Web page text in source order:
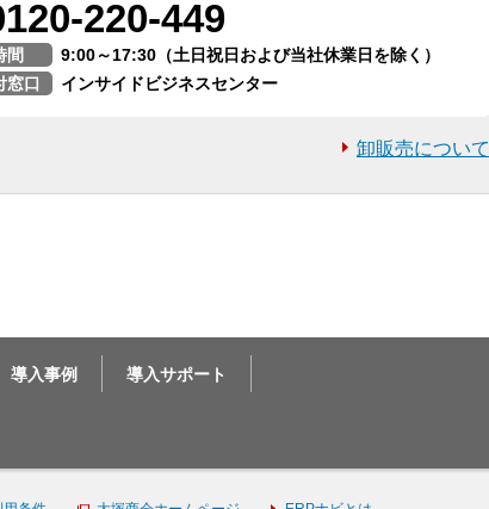
220-449
間
9:00～17:30（土日祝日および当社休業日を除く）
窓口
インサイドビジネスセンター
卸販売について
導入事例 導入サポート